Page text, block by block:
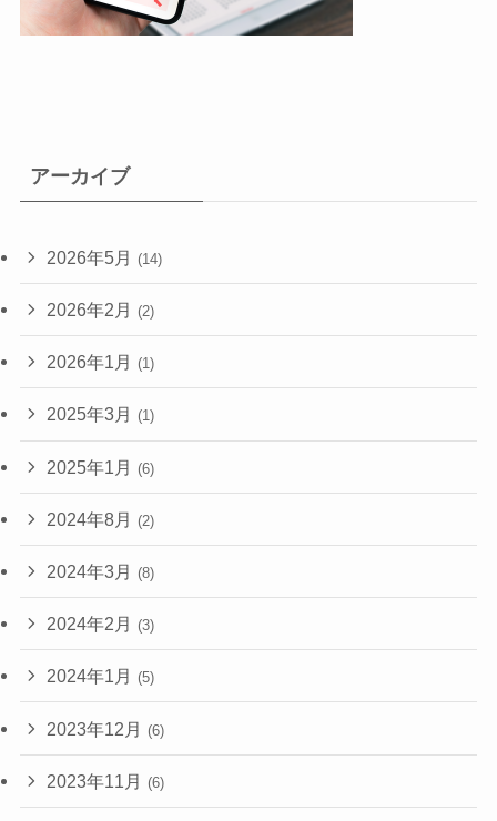
アーカイブ
2026年5月 (14)
2026年2月 (2)
2026年1月 (1)
2025年3月 (1)
2025年1月 (6)
2024年8月 (2)
2024年3月 (8)
2024年2月 (3)
2024年1月 (5)
2023年12月 (6)
2023年11月 (6)